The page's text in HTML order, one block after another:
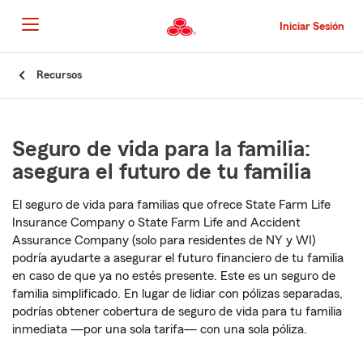
al
contenido
principal
Iniciar Sesión
ComienzoRecursos
Seguro de vida para la familia:
asegura el futuro de tu familia
El seguro de vida para familias que ofrece State Farm Life
Insurance Company o State Farm Life and Accident
Assurance Company (solo para residentes de NY y WI)
podría ayudarte a asegurar el futuro financiero de tu familia
en caso de que ya no estés presente. Este es un seguro de
familia simplificado. En lugar de lidiar con pólizas separadas,
podrías obtener cobertura de seguro de vida para tu familia
inmediata —por una sola tarifa— con una sola póliza.